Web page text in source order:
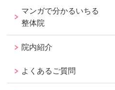
マンガで分かるいちる
整体院
院内紹介
よくあるご質問